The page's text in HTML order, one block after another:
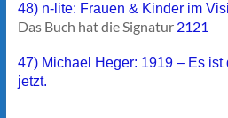
48) n-lite: Frauen & Kinder im
Das Buch hat die Signatur 2121
47) Michael Heger: 1919 – Es
jetzt.